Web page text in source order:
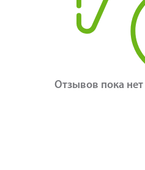
Отзывов пока нет